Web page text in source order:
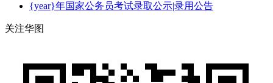
{year}年国家公务员考试录取公示|录用公告
关注华图